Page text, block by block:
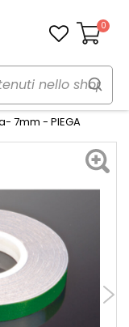
Carrello
0
7mm - PIEGA